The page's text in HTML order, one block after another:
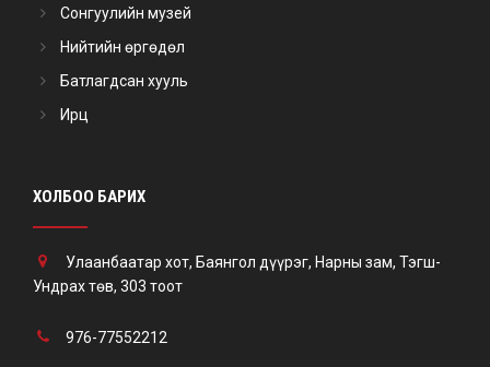
Сонгуулийн музей
Нийтийн өргөдөл
Батлагдсан хууль
Ирц
ХОЛБОО БАРИХ
Улаанбаатар хот, Баянгол дүүрэг, Нарны зам, Тэгш-
Ундрах төв, 303 тоот
976-77552212